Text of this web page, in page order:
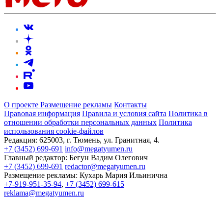
О проекте Размещение рекламы Контакты
Правовая информация Правила и условия сайта Политика в
отношении обработки персональных данных Политика
использования cookie-файлов
Редакция: 625003, г. Тюмень, ул. Гранитная, 4.
+7 (3452) 699-691 info@megatyumen.ru
Главный редактор: Бегун Вадим Олегович
+7 (3452) 699-691 redactor@megatyumen.ru
Размещение рекламы: Кухарь Мария Ильинична
+7-919-951-35-94, +7 (3452) 699-615
reklama@megatyumen.ru